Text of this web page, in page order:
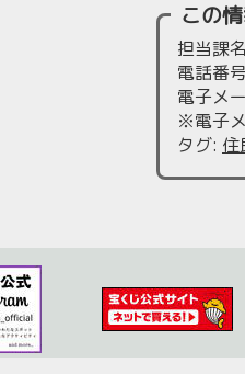
この
担当課
電話番
電子メ
※電子
タグ: 住